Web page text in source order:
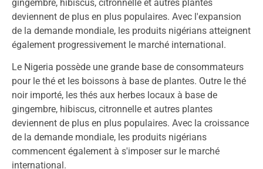
gingembre, hibiscus, citronnelle et autres plantes
deviennent de plus en plus populaires. Avec l'expansion
de la demande mondiale, les produits nigérians atteignent
également progressivement le marché international.
Le Nigeria possède une grande base de consommateurs
pour le thé et les boissons à base de plantes. Outre le thé
noir importé, les thés aux herbes locaux à base de
gingembre, hibiscus, citronnelle et autres plantes
deviennent de plus en plus populaires. Avec la croissance
de la demande mondiale, les produits nigérians
commencent également à s'imposer sur le marché
international.